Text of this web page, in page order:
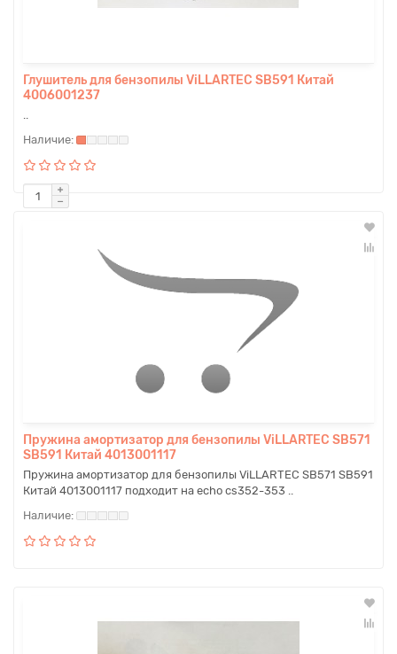
Глушитель для бензопилы ViLLARTEC SB591 Китай
4006001237
..
Пружина амортизатор для бензопилы ViLLARTEC SB571
SB591 Китай 4013001117
Пружина амортизатор для бензопилы ViLLARTEC SB571 SB591
Китай 4013001117 подходит на echo cs352-353 ..